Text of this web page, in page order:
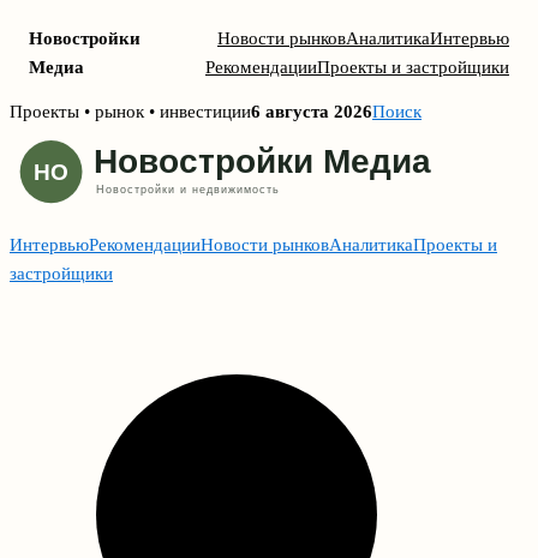
Новостройки
Медиа
Новости рынковАналитикаИнтервью
РекомендацииПроекты и застройщики
Skip
content
Проекты • рынок • инвестиции6 августа 2026Поиск
ИнтервьюРекомендацииНовости рынковАналитикаПроекты и
застройщики